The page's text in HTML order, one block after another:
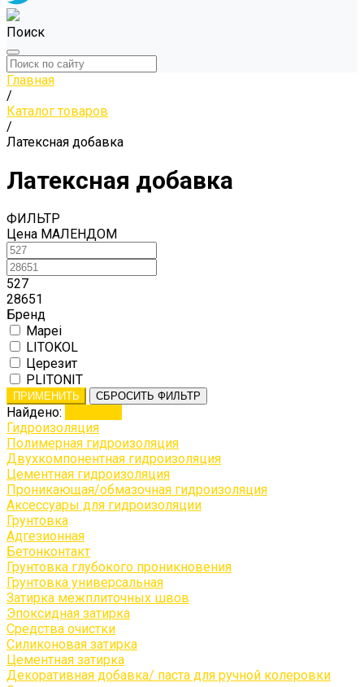
Поиск
Главная
/
Каталог товаров
/
Латексная добавка
Латексная добавка
ФИЛЬТР
Цена МАЛЕНДОМ
527
28651
Бренд
Mapei
LITOKOL
Церезит
PLITONIT
ПРИМЕНИТЬ СБРОСИТЬ ФИЛЬТР
Найдено:
Гидроизоляция
Полимерная гидроизоляция
Двухкомпонентная гидроизоляция
Цементная гидроизоляция
Проникающая/обмазочная гидроизоляция
Аксессуары для гидроизоляции
Грунтовка
Адгезионная
Бетонконтакт
Грунтовка глубокого проникновения
Грунтовка универсальная
Затирка межплиточных швов
Эпоксидная затирка
Средства очистки
Силиконовая затирка
Цементная затирка
Декоративная добавка/ паста для ручной колеровки